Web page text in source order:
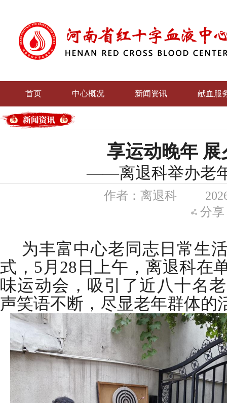
首页 中心概况 新闻资讯 献血服
享运动晚年 展
——离退科举办老
作者：离退科
分享
为丰富中心老同志日常生
式， 5 月 28 日上午，离退科在
味运动会 ，吸引了近八十名
声笑语不断，尽显老年群体的